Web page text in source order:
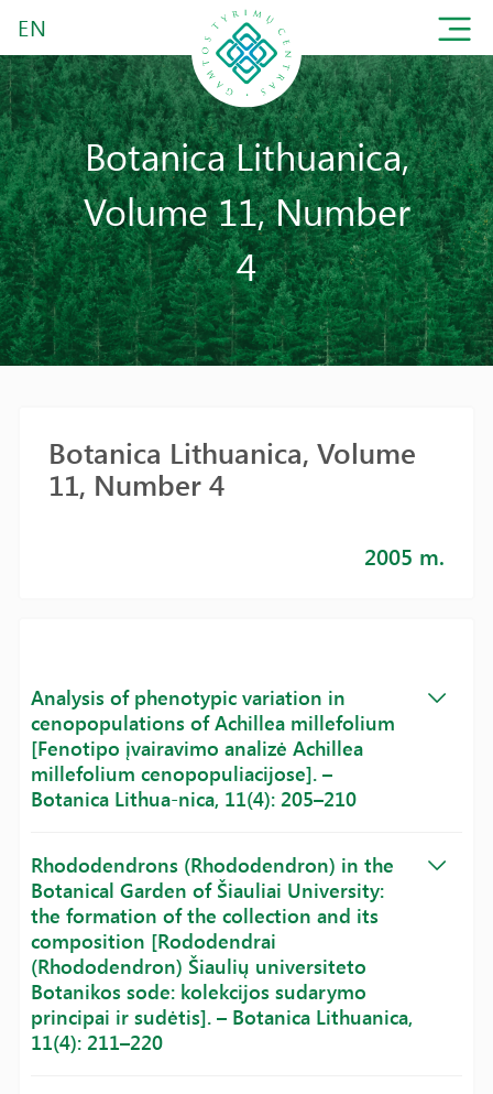
EN
Botanica Lithuanica,
Volume 11, Number
4
Botanica Lithuanica, Volume
11, Number 4
2005 m.
Analysis of phenotypic variation in
cenopopulations of Achillea millefolium
[Fenotipo įvairavimo analizė Achillea
millefolium cenopopuliacijose]. –
Botanica Lithua-nica, 11(4): 205–210
Rhododendrons (Rhododendron) in the
Botanical Garden of Šiauliai University:
the formation of the collection and its
composition [Rododendrai
(Rhododendron) Šiaulių universiteto
Botanikos sode: kolekcijos sudarymo
principai ir sudėtis]. – Botanica Lithuanica,
11(4): 211–220